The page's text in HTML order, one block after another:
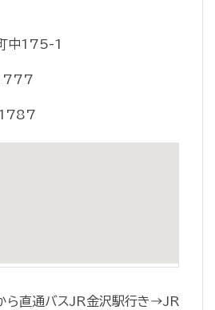
中175-1
ら直通バスJR金沢駅行き→JR